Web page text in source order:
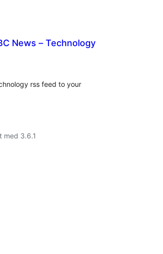
News – Technology
rss feed to your
med 3.6.1